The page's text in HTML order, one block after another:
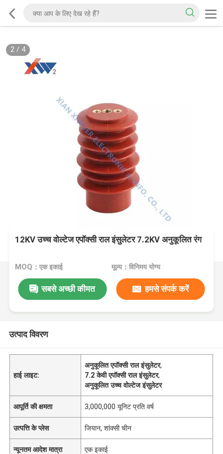
2/ 4
12KV उच्च वोल्टेज एपॉक्सी राल इंसुलेटर 7.2KV अनुकूलित रंग
MOQ：एक इकाई मूल्य：विनिमय योग्य
सबसे अच्छी कीमत हमसे संपर्क करें
उत्पाद विवरण
हाई लाइट:
अनुकूलित एपॉक्सी राल इंसुलेटर,
7.2 केवी एपॉक्सी राल इंसुलेटर,
अनुकूलित उच्च वोल्टेज इंसुलेटर
आपूर्ति की क्षमता 3,000,000 यूनिट प्रति वर्ष
उत्पत्ति के प्लेस जियान, शांक्सी चीन
न्यूनतम आदेश मात्रा एक इकाई